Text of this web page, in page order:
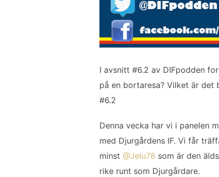
I avsnitt #6.2 av DIFpodden
på en bortaresa? Vilket är det
#6.2
Denna vecka har vi i panelen
med Djurgårdens IF. Vi får
minst @Jelu78 som är den
rike runt som Djurgårdare.